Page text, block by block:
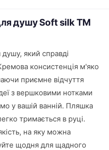
душу Soft silk ТМ
який справді
консистенція м'яко
приємне відчуття
з вершковими нотками
у вашій ванній. Пляшка
тримається в руці.
на яку можна
щодня для щадного